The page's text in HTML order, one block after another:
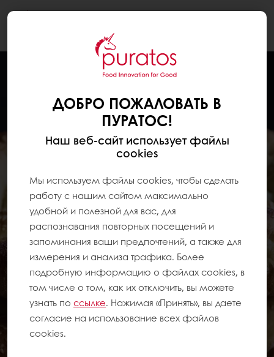
ДОБРО ПОЖАЛОВАТЬ В
ПУРАТОС!
Наш веб-сайт использует файлы
cookies
Мы используем файлы cookies, чтобы сделать
работу с нашим сайтом максимально
удобной и полезной для вас, для
распознавания повторных посещений и
запоминания ваши предпочтений, а также для
измерения и анализа трафика. Более
подробную информацию о файлах cookies, в
том числе о том, как их отключить, вы можете
узнать по ссылке. Нажимая «Принять», вы даете
согласие на использование всех файлов
cookies.